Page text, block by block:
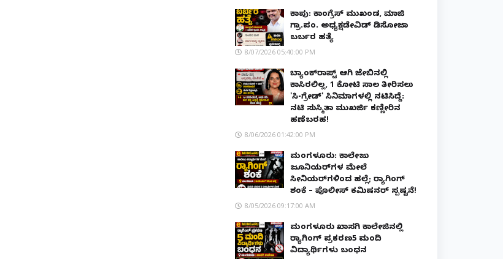
ಕಾಪು: ಕಾಂಗ್ರೆಸ್ ಮುಖಂಡ, ಮಾಜಿ
ಗ್ರಾ.ಪಂ. ಅಧ್ಯಕ್ಷಡೇವಿಡ್ ಡಿಸೋಜಾ
ಬರ್ಬರ ಹತ್ಯೆ
8/07/2026 05:40:00 PM
ಬ್ಯಾಂಕ್‌ರಾಪ್ಟ್‌ ಆಗಿ ಜೇಬಿನಲ್ಲಿ
ಕಾಸಿರಲಿಲ್ಲ, ₹1 ಕೋಟಿ ಸಾಲ ತೀರಿಸಲು
'ಸಿ-ಗ್ರೇಡ್' ಸಿನಿಮಾಗಳಲ್ಲಿ ನಟಿಸಿದ್ದೆ:
ನಟಿ ಸುಸ್ಮಿತಾ ಮುಖರ್ಜಿ ಕಣ್ಣೀರಿನ
ಹಣೆಬರಹ!
8/06/2026 01:42:00 PM
ಮಂಗಳೂರು: ಕಾಲೇಜು
ಜೂನಿಯರ್‌ಗಳ ಮೇಲೆ
ಸೀನಿಯರ್‌ಗಳಿಂದ ಹಲ್ಲೆ; ರ‌್ಯಾಗಿಂಗ್
ಶಂಕೆ – ಪೊಲೀಸ್ ಕಮಿಷನರ್ ಸ್ಪಷ್ಟನೆ!
8/05/2026 09:17:00 AM
ಮಂಗಳೂರು ಖಾಸಗಿ ಕಾಲೇಜಿನಲ್ಲಿ
ರ‌್ಯಾಗಿಂಗ್ ಪ್ರಕರಣ5 ಮಂದಿ
ವಿದ್ಯಾರ್ಥಿಗಳು ಬಂಧನ